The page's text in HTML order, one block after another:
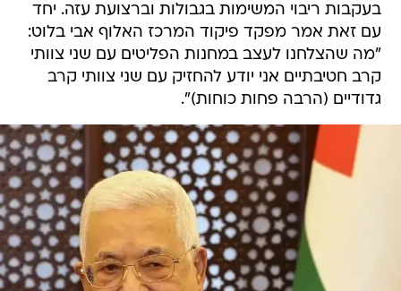
בעקבות ריבוי המשימות בגבולות וברצועת עזה. יחד
עם זאת אמר מפקד פיקוד המרכז האלוף אבי בלוט:
"מה שהצלחנו לעצב במחנות הפליטים עם שני צוותי
קרב חטיבתיים אני יודע להחזיק עם שני צוותי קרב
גדודיים (הרבה פחות כוחות)".